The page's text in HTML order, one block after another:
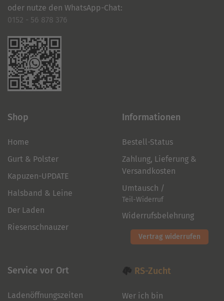
oder nutze den WhatsApp-Chat:
0152 - 56 878 376
Shop
Home
Gurt & Polster
Kapuzen-UPDATE
Halsband & Leine
Der Laden
Riesenschnauzer
Informationen
Bestell-Status
Zahlung, Lieferung &
Versandkosten
Umtausch /
Teil-Widerruf
Widerrufsbelehrung
Vertrag widerrufen
Service vor Ort
Ladenöffnungszeiten
RS-Zucht
Wer ich bin